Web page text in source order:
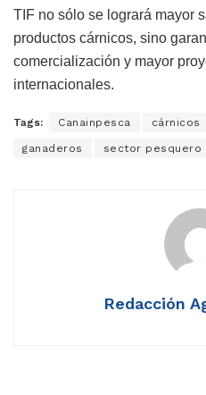
TIF no sólo se logrará mayor
productos cárnicos, sino
comercialización y mayor
internacionales.
Tags: Canainpesca cárnicos
ganaderos sector pesquero
Redacción